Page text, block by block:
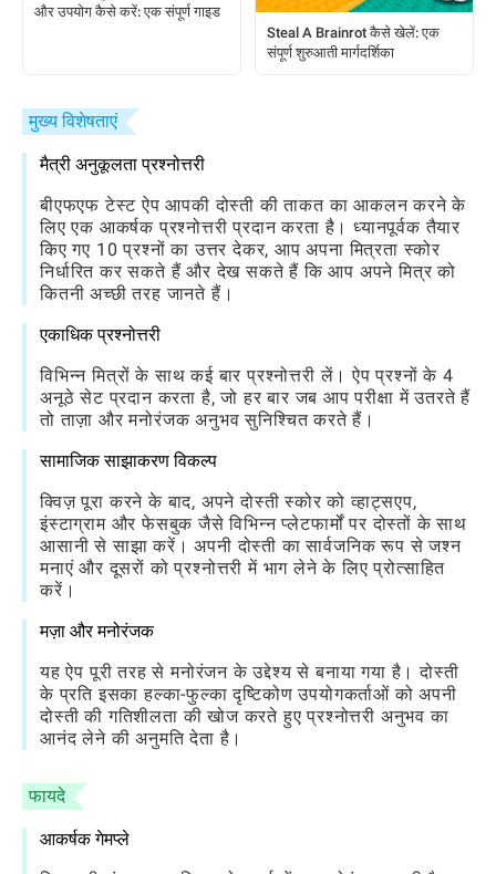
और उपयोग कैसे करें: एक संपूर्ण गाइड
Steal A Brainrot कैसे खेलें: एक
संपूर्ण शुरुआती मार्गदर्शिका
मुख्य विशेषताएं
मैत्री अनुकूलता प्रश्नोत्तरी
बीएफएफ टेस्ट ऐप आपकी दोस्ती की ताकत का आकलन करने के
लिए एक आकर्षक प्रश्नोत्तरी प्रदान करता है। ध्यानपूर्वक तैयार
किए गए 10 प्रश्नों का उत्तर देकर, आप अपना मित्रता स्कोर
निर्धारित कर सकते हैं और देख सकते हैं कि आप अपने मित्र को
कितनी अच्छी तरह जानते हैं।
एकाधिक प्रश्नोत्तरी
विभिन्न मित्रों के साथ कई बार प्रश्नोत्तरी लें। ऐप प्रश्नों के 4
अनूठे सेट प्रदान करता है, जो हर बार जब आप परीक्षा में उतरते हैं
तो ताज़ा और मनोरंजक अनुभव सुनिश्चित करते हैं।
सामाजिक साझाकरण विकल्प
क्विज़ पूरा करने के बाद, अपने दोस्ती स्कोर को व्हाट्सएप,
इंस्टाग्राम और फेसबुक जैसे विभिन्न प्लेटफार्मों पर दोस्तों के साथ
आसानी से साझा करें। अपनी दोस्ती का सार्वजनिक रूप से जश्न
मनाएं और दूसरों को प्रश्नोत्तरी में भाग लेने के लिए प्रोत्साहित
करें।
मज़ा और मनोरंजक
यह ऐप पूरी तरह से मनोरंजन के उद्देश्य से बनाया गया है। दोस्ती
के प्रति इसका हल्का-फुल्का दृष्टिकोण उपयोगकर्ताओं को अपनी
दोस्ती की गतिशीलता की खोज करते हुए प्रश्नोत्तरी अनुभव का
आनंद लेने की अनुमति देता है।
फायदे
आकर्षक गेमप्ले